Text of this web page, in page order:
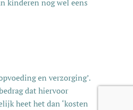
kinderen nog wel eens
en verzorging’.
dat hiervoor
heet het dan ‘kosten